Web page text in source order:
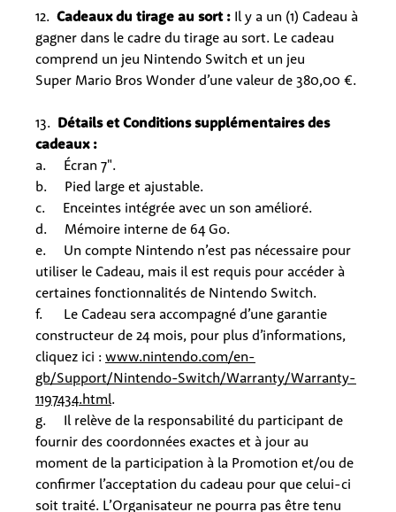
12. Cadeaux du tirage au sort : Il y a un (1) Cadeau à
gagner dans le cadre du tirage au sort. Le cadeau
comprend un jeu Nintendo Switch et un jeu
Super Mario Bros Wonder d’une valeur de 380,00 €.
13. Détails et Conditions supplémentaires des
cadeaux :
a. Écran 7".
b. Pied large et ajustable.
c. Enceintes intégrée avec un son amélioré.
d. Mémoire interne de 64 Go.
e. Un compte Nintendo n’est pas nécessaire pour
utiliser le Cadeau, mais il est requis pour accéder à
certaines fonctionnalités de Nintendo Switch.
f. Le Cadeau sera accompagné d’une garantie
constructeur de 24 mois, pour plus d’informations,
cliquez ici : www.nintendo.com/en-
gb/Support/Nintendo-Switch/Warranty/Warranty-
1197434.html.
g. Il relève de la responsabilité du participant de
fournir des coordonnées exactes et à jour au
moment de la participation à la Promotion et/ou de
confirmer l’acceptation du cadeau pour que celui-ci
soit traité. L’Organisateur ne pourra pas être tenu